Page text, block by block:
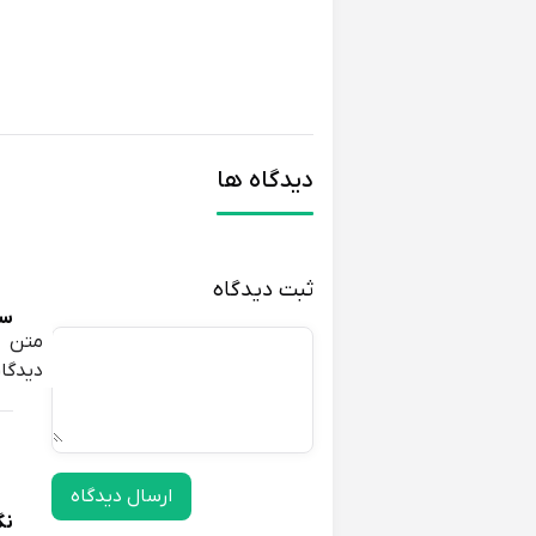
دیدگاه ها
ثبت دیدگاه
متن
ارسال دیدگاه